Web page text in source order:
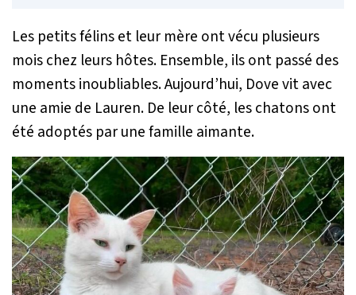
Les petits félins et leur mère ont vécu plusieurs
mois chez leurs hôtes. Ensemble, ils ont passé des
moments inoubliables. Aujourd’hui, Dove vit avec
une amie de Lauren. De leur côté, les chatons ont
été adoptés par une famille aimante.